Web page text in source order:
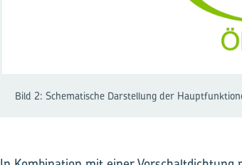
Bild 2: Schematische Darstellung der